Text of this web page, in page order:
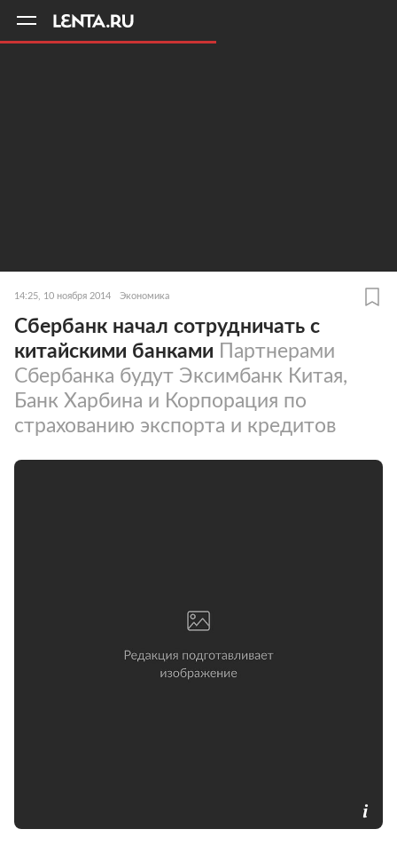
14:25, 10 ноября 2014 Экономика
Сбербанк начал сотрудничать с
китайскими банками Партнерами
Сбербанка будут Эксимбанк Китая,
Банк Харбина и Корпорация по
страхованию экспорта и кредитов